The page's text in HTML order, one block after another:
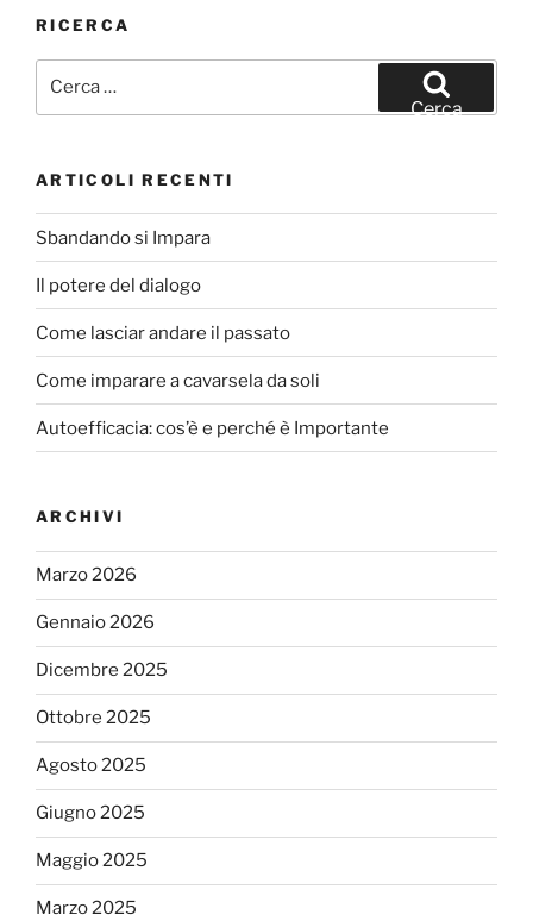
RICERCA
Cerca
ARTICOLI RECENTI
Sbandando si Impara
Il potere del dialogo
Come lasciar andare il passato
Come imparare a cavarsela da soli
Autoefficacia: cos’è e perché è Importante
ARCHIVI
Marzo 2026
Gennaio 2026
Dicembre 2025
Ottobre 2025
Agosto 2025
Giugno 2025
Maggio 2025
Marzo 2025